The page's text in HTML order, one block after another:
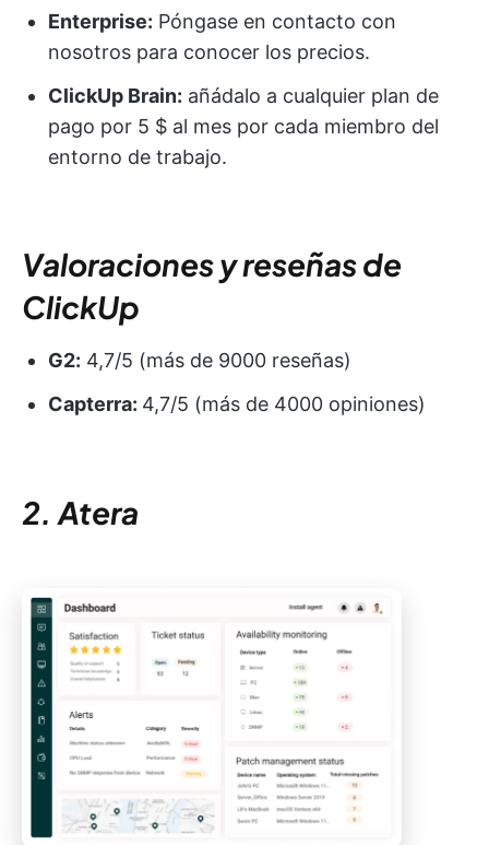
Enterprise: Póngase en contacto con
nosotros para conocer los precios.
ClickUp Brain: añádalo a cualquier plan de
pago por 5 $ al mes por cada miembro del
entorno de trabajo.
Valoraciones y reseñas de
ClickUp
G2: 4,7/5 (más de 9000 reseñas)
Capterra: 4,7/5 (más de 4000 opiniones)
2. Atera